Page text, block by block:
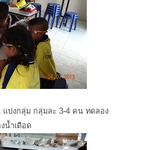
บ่งกลุ่ม กลุ่มละ 3-4 คน ทดลอง
น้ำเดือด